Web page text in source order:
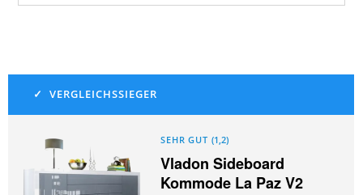
SEHR GUT (1,2)
Vladon Sideboard
Kommode La Paz V2